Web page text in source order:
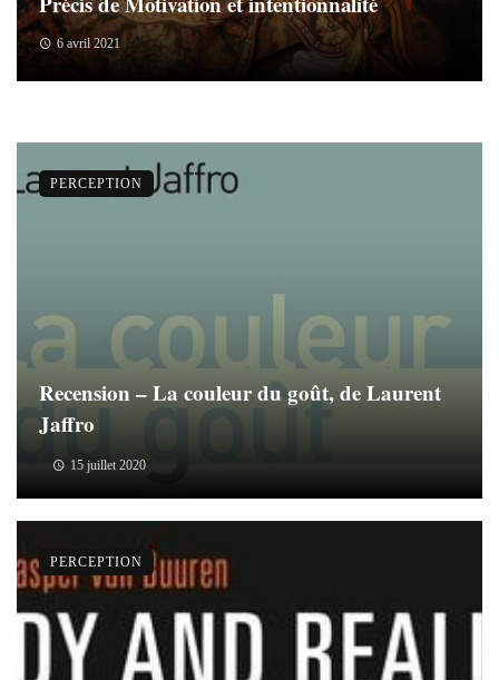
6 avril 2021
Recension – La couleur du goût, de Laurent
Jaffro
15 juillet 2020
PERCEPTION
PERCEPTION